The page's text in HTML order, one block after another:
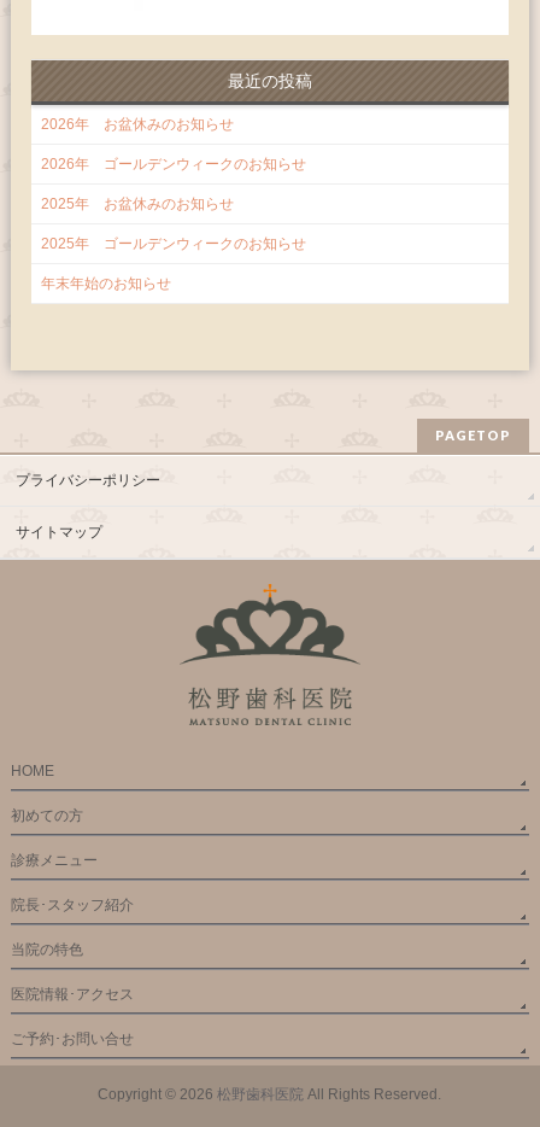
最近の投稿
2026年 お盆休みのお知らせ
2026年 ゴールデンウィークのお知らせ
2025年 お盆休みのお知らせ
2025年 ゴールデンウィークのお知らせ
年末年始のお知らせ
PAGETOP
プライバシーポリシー
サイトマップ
HOME
初めての方
診療メニュー
院長･スタッフ紹介
当院の特色
医院情報･アクセス
ご予約･お問い合せ
Copyright © 2026松野歯科医院 All Rights Reserved.